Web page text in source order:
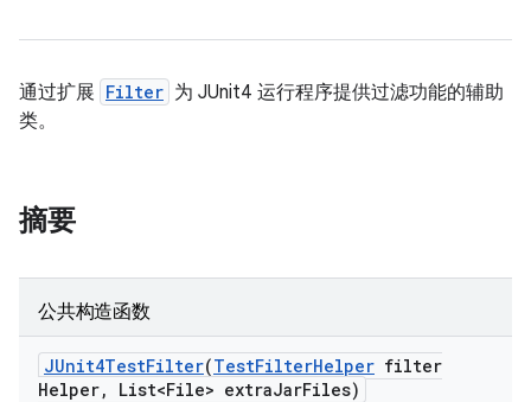
通过扩展 Filter 为 JUnit4 运行程序提供过滤功能的辅助
类。
摘要
公共构造函数
JUnit4TestFilter(TestFilterHelper filter
Helper, List<File> extraJarFiles)